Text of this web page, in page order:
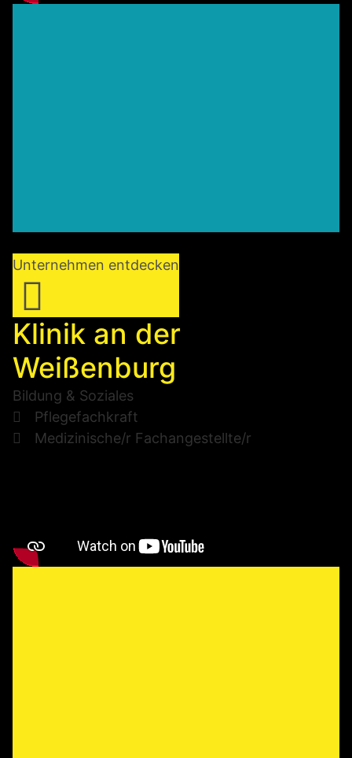
Unternehmen entdecken
Klinik an der
Weißenburg
Bildung & Soziales
Pflegefachkraft
Medizinische/r Fachangestellte/r